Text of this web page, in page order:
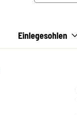
Einlegesohlen